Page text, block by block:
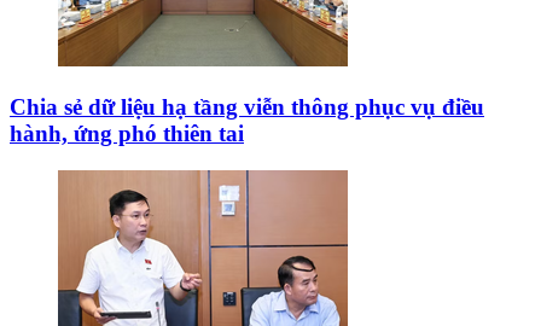
Chia sẻ dữ liệu hạ tầng viễn thông phục vụ điều
hành, ứng phó thiên tai